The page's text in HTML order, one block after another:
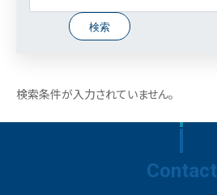
検索条件が入力されていません。
Contact